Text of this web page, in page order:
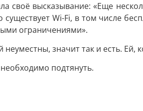
высказывание: «Еще
Wi-Fi, в том числе
ограничениями».
значит так и есть. Ей,
подтянуть.